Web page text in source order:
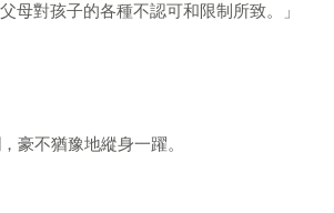
母對孩子的各種不認可和限制所致。」
豪不猶豫地縱身一躍。